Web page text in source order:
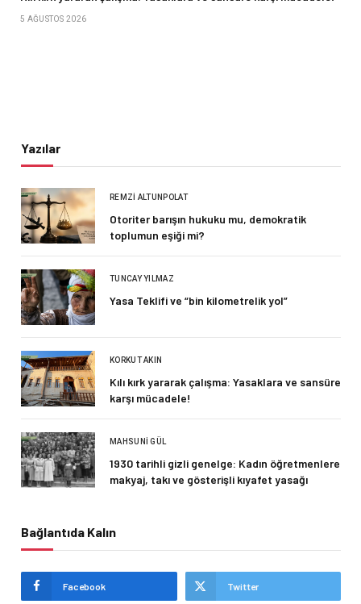
5 AĞUSTOS 2026
Yazılar
REMZI ALTUNPOLAT
Otoriter barışın hukuku mu, demokratik
toplumun eşiği mi?
TUNCAY YILMAZ
Yasa Teklifi ve “bin kilometrelik yol”
KORKUT AKIN
Kılı kırk yararak çalışma: Yasaklara ve sansüre
karşı mücadele!
MAHSUNI GÜL
1930 tarihli gizli genelge: Kadın öğretmenlere
makyaj, takı ve gösterişli kıyafet yasağı
Bağlantıda Kalın
Facebook Twitter